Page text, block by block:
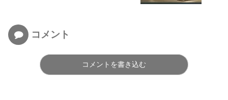
コメント
コメントを書き込む